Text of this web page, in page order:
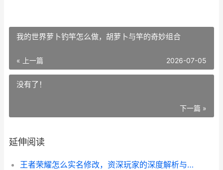
我的世界萝卜钓竿怎么做，胡萝卜与竿的奇妙组合
« 上一篇 2026-07-05
没有了！
下一篇 »
延伸阅读
王者荣耀怎么实名修改，资深玩家的深度解析与指南